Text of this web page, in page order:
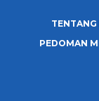
TENTANG
PEDOMAN